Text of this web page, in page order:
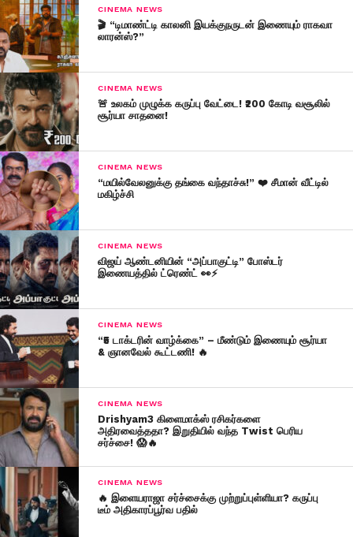
CINEMA NEWS
🎬 “டிமாண்ட்டி காலனி இயக்குநருடன் இணையும் ராகவா
லாரன்ஸ்?”
CINEMA NEWS
🚨 உலகம் முழுக்க கருப்பு வேட்டை! ₹200 கோடி வசூலில்
சூர்யா சாதனை!
CINEMA NEWS
“மயில்வேலனுக்கு தங்கை வந்தாச்சு!” ❤️ சீமான் வீட்டில்
மகிழ்ச்சி
CINEMA NEWS
விஜய் ஆண்டனியின் “அப்பாகுட்டி” போஸ்டர்
இணையத்தில் ட்ரெண்ட் 👀⚡
CINEMA NEWS
“₹5 டாக்டரின் வாழ்க்கை” – மீண்டும் இணையும் சூர்யா
& ஞானவேல் கூட்டணி! 🔥
CINEMA NEWS
Drishyam3 கிளைமாக்ஸ் ரசிகர்களை
அதிரவைத்ததா? இறுதியில் வந்த Twist பெரிய
சர்ச்சை! 😱🔥
CINEMA NEWS
🔥 இளையராஜா சர்ச்சைக்கு முற்றுப்புள்ளியா? கருப்பு
டீம் அதிகாரப்பூர்வ பதில்